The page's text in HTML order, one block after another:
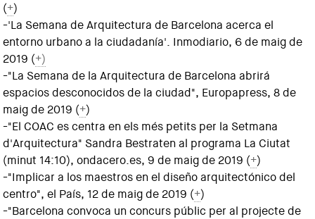
(+)
-'La Semana de Arquitectura de Barcelona acerca el
entorno urbano a la ciudadanía'. Inmodiario, 6 de maig de
2019 (+)
-"La Semana de la Arquitectura de Barcelona abrirá
espacios desconocidos de la ciudad", Europapress, 8 de
maig de 2019 (+)
-"El COAC es centra en els més petits per la Setmana
d'Arquitectura" Sandra Bestraten al programa La Ciutat
(minut 14:10), ondacero.es, 9 de maig de 2019 (+)
-"Implicar a los maestros en el diseño arquitectónico del
centro", el País, 12 de maig de 2019 (+)
-"Barcelona convoca un concurs públic per al projecte de